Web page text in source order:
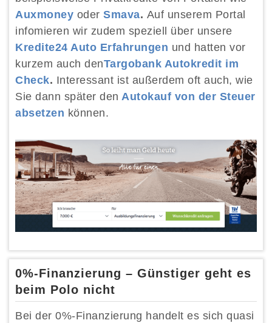
Auxmoney oder Smava. Auf unserem Portal
infomieren wir zudem speziell über unsere
Kredite24 Auto Erfahrungen und hatten vor
kurzem auch denTargobank Autokredit im
Check. Interessant ist außerdem oft auch, wie
Sie dann später den Autokauf von der Steuer
absetzen können.
0%-Finanzierung – Günstiger geht es
beim Polo nicht
Bei der 0%-Finanzierung handelt es sich quasi